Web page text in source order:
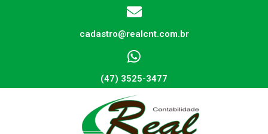
cadastro@realcnt.com.br
(47) 3525-3477